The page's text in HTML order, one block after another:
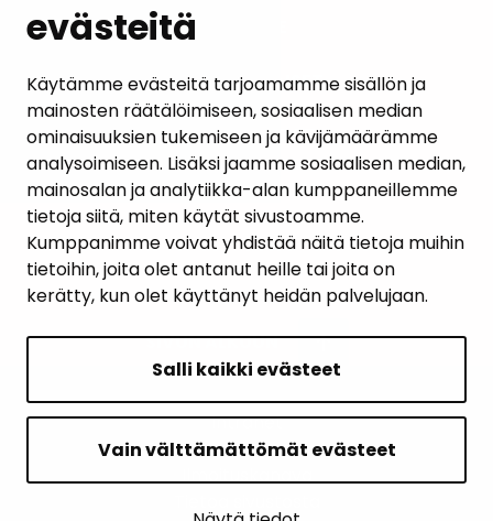
evästeitä
Käytämme evästeitä tarjoamamme sisällön ja
mainosten räätälöimiseen, sosiaalisen median
ominaisuuksien tukemiseen ja kävijämäärämme
analysoimiseen. Lisäksi jaamme sosiaalisen median,
mainosalan ja analytiikka-alan kumppaneillemme
tietoja siitä, miten käytät sivustoamme.
Kumppanimme voivat yhdistää näitä tietoja muihin
tietoihin, joita olet antanut heille tai joita on
kerätty, kun olet käyttänyt heidän palvelujaan.
Salli kaikki evästeet
Vain välttämättömät evästeet
AJANKOHTAISET
YHTEYSTIEDOT
KARTTAPALVELU
SIVUN ALKUUN
Intranet
Saavutettavuusseloste
Ilmoituskanava